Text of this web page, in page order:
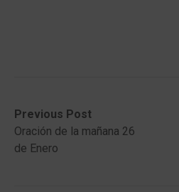
Post
navigation
Previous Post
Previous
post:Oración de la mañana 26
de Enero
Next
post: